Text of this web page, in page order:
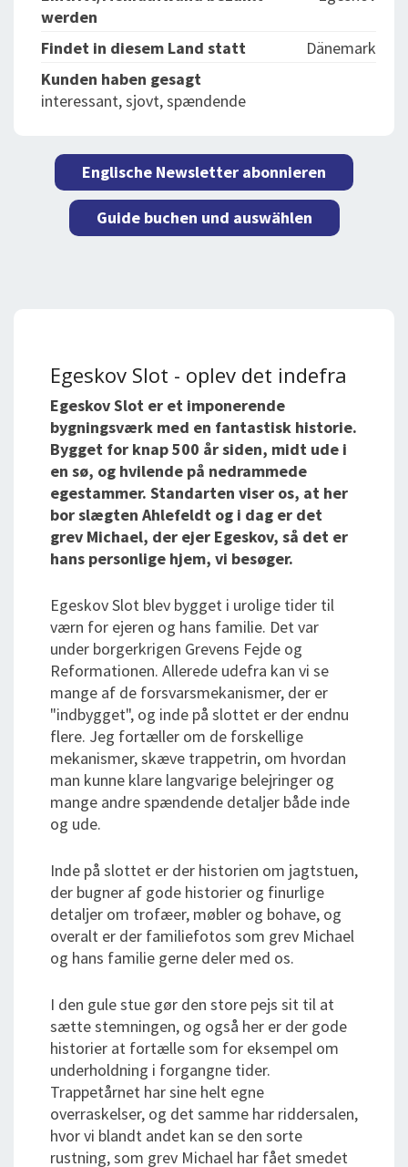
werden
Findet in diesem Land statt
Dänemark
Kunden haben gesagt
interessant, sjovt, spændende
Englische Newsletter abonnieren
Guide buchen und auswählen
Egeskov Slot - oplev det indefra
Egeskov Slot er et imponerende
bygningsværk med en fantastisk historie.
Bygget for knap 500 år siden, midt ude i
en sø, og hvilende på nedrammede
egestammer. Standarten viser os, at her
bor slægten Ahlefeldt og i dag er det
grev Michael, der ejer Egeskov, så det er
hans personlige hjem, vi besøger.
Egeskov Slot blev bygget i urolige tider til
værn for ejeren og hans familie. Det var
under borgerkrigen Grevens Fejde og
Reformationen. Allerede udefra kan vi se
mange af de forsvarsmekanismer, der er
"indbygget", og inde på slottet er der endnu
flere. Jeg fortæller om de forskellige
mekanismer, skæve trappetrin, om hvordan
man kunne klare langvarige belejringer og
mange andre spændende detaljer både inde
og ude.
Inde på slottet er der historien om jagtstuen,
der bugner af gode historier og finurlige
detaljer om trofæer, møbler og bohave, og
overalt er der familiefotos som grev Michael
og hans familie gerne deler med os.
I den gule stue gør den store pejs sit til at
sætte stemningen, og også her er der gode
historier at fortælle som for eksempel om
underholdning i forgangne tider.
Trappetårnet har sine helt egne
overraskelser, og det samme har riddersalen,
hvor vi blandt andet kan se den sorte
rustning, som grev Michael har fået smedet